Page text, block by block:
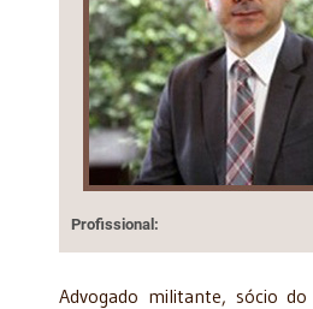
Profissional:
Advogado militante, sócio